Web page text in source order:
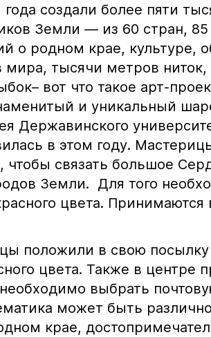
создали более пяти
Земли — из 60 стран, 85
о родном крае, культуре,
мира, тысячи метров
вот что такое арт-
и уникальный
Державинского
в этом году.
чтобы связать большое
Земли. Для того
цвета. Принимаются
положили в свою
цвета. Также в центре
выбрать
может быть
крае,